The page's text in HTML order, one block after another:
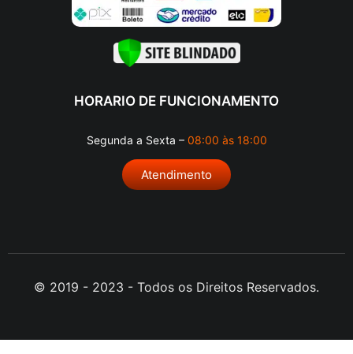
HORARIO DE FUNCIONAMENTO
Segunda a Sexta – 08:00 às 18:00
Atendimento
© 2019 - 2023 - Todos os Direitos Reservados.